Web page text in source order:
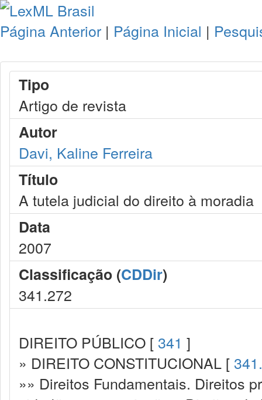
Página Anterior | Página Inicial |
Tipo
Artigo de revista
Autor
Davi, Kaline Ferreira
Título
A tutela judicial do direito à moradia
Data
2007
Classificação (CDDir)
341.272
DIREITO PÚBLICO [ 341 ]
» DIREITO CONSTITUCIONAL [
»» Direitos Fundamentais. Direitos